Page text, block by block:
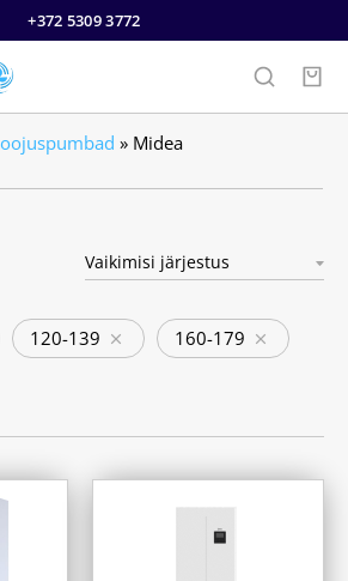
+372 5309 3772
» Midea
120-139 160-179